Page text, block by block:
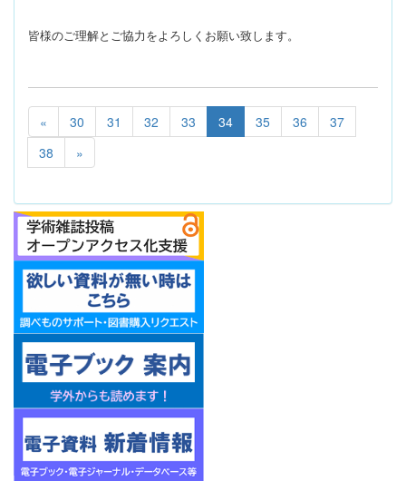
皆様のご理解とご協力をよろしくお願い致します。
« 30 31 32 33 34 35 36
37
38
»